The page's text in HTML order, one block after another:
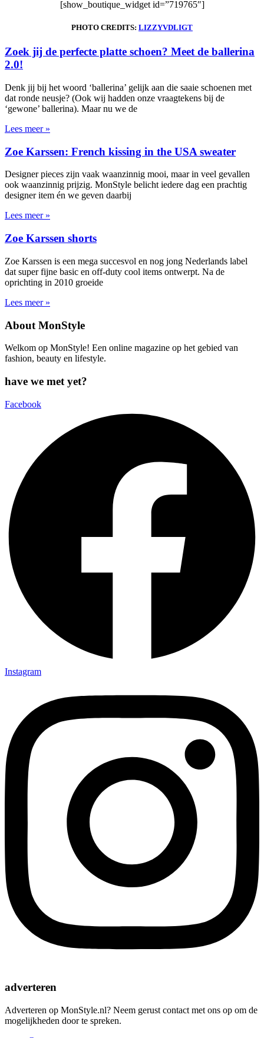
[show_boutique_widget id=”719765″]
PHOTO CREDITS: LIZZYVDLIGT
Zoek jij de perfecte platte schoen? Meet de ballerina
2.0!
Denk jij bij het woord ‘ballerina’ gelijk aan die saaie schoenen met
dat ronde neusje? (Ook wij hadden onze vraagtekens bij de
‘gewone’ ballerina). Maar nu we de
Lees meer »
Zoe Karssen: French kissing in the USA sweater
Designer pieces zijn vaak waanzinnig mooi, maar in veel gevallen
ook waanzinnig prijzig. MonStyle belicht iedere dag een prachtig
designer item én we geven daarbij
Lees meer »
Zoe Karssen shorts
Zoe Karssen is een mega succesvol en nog jong Nederlands label
dat super fijne basic en off-duty cool items ontwerpt. Na de
oprichting in 2010 groeide
Lees meer »
About MonStyle
Welkom op MonStyle! Een online magazine op het gebied van
fashion, beauty en lifestyle.
have we met yet?
Facebook
Instagram
adverteren
Adverteren op MonStyle.nl? Neem gerust contact met ons op om de
mogelijkheden door te spreken.